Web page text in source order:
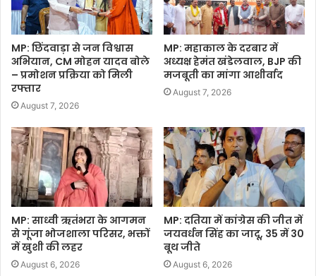
MP: छिंदवाड़ा से जन विश्वास
अभियान, CM मोहन यादव बोले
– प्रमोशन प्रक्रिया को मिली
रफ्तार
August 7, 2026
MP: महाकाल के दरबार में
अध्यक्ष हेमंत खंडेलवाल, BJP की
मजबूती का मांगा आशीर्वाद
August 7, 2026
MP: साध्वी ऋतंभरा के आगमन
से गूंजा भोजशाला परिसर, भक्तों
में खुशी की लहर
August 6, 2026
MP: दतिया में कांग्रेस की जीत में
जयवर्धन सिंह का जादू, 35 में 30
बूथ जीते
August 6, 2026